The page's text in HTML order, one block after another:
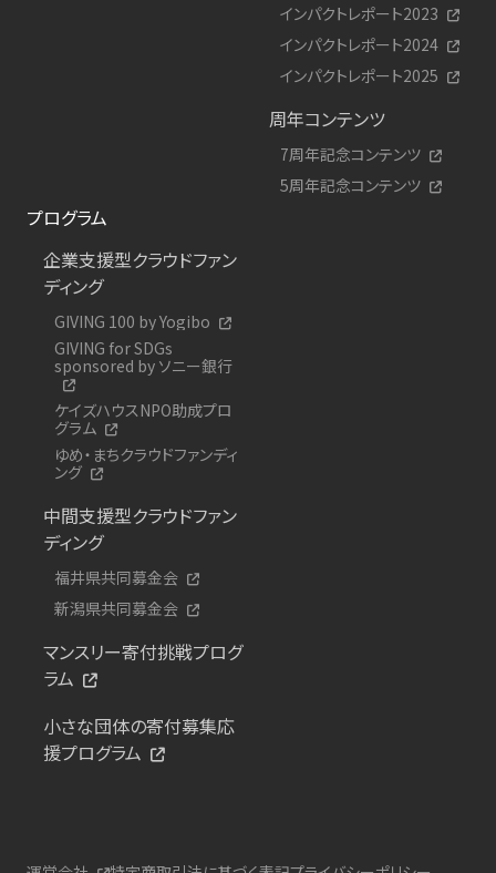
インパクトレポート2023
インパクトレポート2024
インパクトレポート2025
周年コンテンツ
7周年記念コンテンツ
5周年記念コンテンツ
プログラム
企業支援型クラウドファン
ディング
GIVING 100 by Yogibo
GIVING for SDGs
sponsored by ソニー銀行
ケイズハウスNPO助成プロ
グラム
ゆめ・まちクラウドファンディ
ング
中間支援型クラウドファン
ディング
福井県共同募金会
新潟県共同募金会
マンスリー寄付挑戦プログ
ラム
小さな団体の寄付募集応
援プログラム